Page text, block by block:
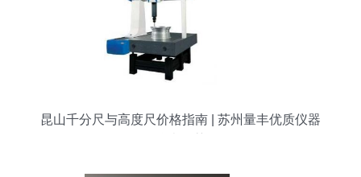
昆山千分尺与高度尺价格指南 | 苏州量丰优质仪器